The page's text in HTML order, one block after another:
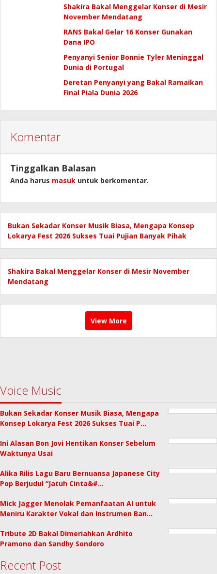
Shakira Bakal Menggelar Konser di Mesir
November Mendatang
RANS Bakal Gelar 16 Konser Gunakan
Dana IPO
Penyanyi Senior Bonnie Tyler Meninggal
Dunia di Portugal
Deretan Penyanyi yang Bakal Ramaikan
Final Piala Dunia 2026
Komentar
Tinggalkan Balasan
Anda harus masuk untuk berkomentar.
Bukan Sekadar Konser Musik Biasa, Mengapa Konsep
Lokarya Fest 2026 Sukses Tuai Pujian Banyak Pihak
Shakira Bakal Menggelar Konser di Mesir November
Mendatang
View More
Voice Music
Bukan Sekadar Konser Musik Biasa, Mengapa
Konsep Lokarya Fest 2026 Sukses Tuai P…
Ini Alasan Bon Jovi Hentikan Konser Sebelum
Waktunya Usai
Alika Rilis Lagu Baru Bernuansa Japanese City
Pop Berjudul “Jatuh Cinta&#…
Mick Jagger Menolak Pemanfaatan AI untuk
Meniru Karakter Vokal dan Instrumen Ban…
Tribute 2D Bakal Dimeriahkan Ardhito
Pramono dan Sandhy Sondoro
Recent Post